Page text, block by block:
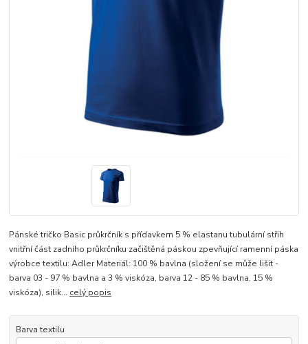
Pánské tričko Basic průkrčník s přídavkem 5 % elastanu tubulární střih
vnitřní část zadního průkrčníku začištěná páskou zpevňující ramenní páska
výrobce textilu: Adler Materiál: 100 % bavlna (složení se může lišit -
barva 03 - 97 % bavlna a 3 % viskóza, barva 12 - 85 % bavlna, 15 %
viskóza), silik... celý popis
Barva textilu